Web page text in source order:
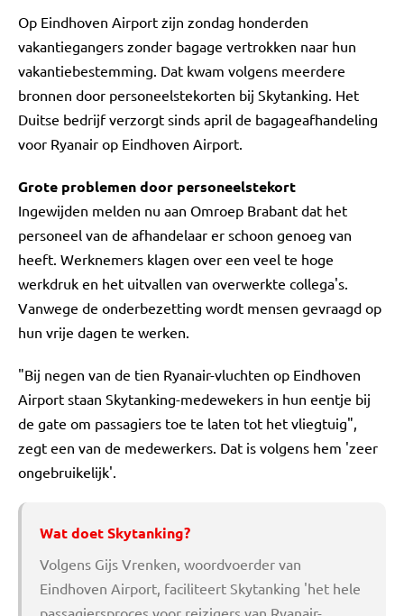
Op Eindhoven Airport zijn zondag honderden
vakantiegangers zonder bagage vertrokken naar hun
vakantiebestemming. Dat kwam volgens meerdere
bronnen door personeelstekorten bij Skytanking. Het
Duitse bedrijf verzorgt sinds april de bagageafhandeling
voor Ryanair op Eindhoven Airport.
Grote problemen door personeelstekort
Ingewijden melden nu aan Omroep Brabant dat het
personeel van de afhandelaar er schoon genoeg van
heeft. Werknemers klagen over een veel te hoge
werkdruk en het uitvallen van overwerkte collega's.
Vanwege de onderbezetting wordt mensen gevraagd op
hun vrije dagen te werken.
"Bij negen van de tien Ryanair-vluchten op Eindhoven
Airport staan Skytanking-medewekers in hun eentje bij
de gate om passagiers toe te laten tot het vliegtuig",
zegt een van de medewerkers. Dat is volgens hem 'zeer
ongebruikelijk'.
Wat doet Skytanking?
Volgens Gijs Vrenken, woordvoerder van
Eindhoven Airport, faciliteert Skytanking 'het hele
passagiersproces voor reizigers van Ryanair-